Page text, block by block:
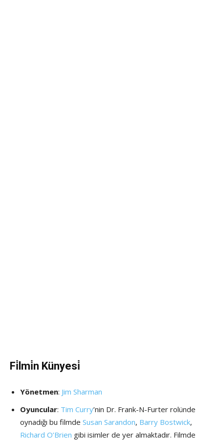
Fi̇lmi̇n Künyesi̇
Yönetmen: Jim Sharman
Oyuncular: Tim Curry’nin Dr. Frank-N-Furter rolünde
oynadığı bu filmde Susan Sarandon, Barry Bostwick,
Richard O’Brien gibi isimler de yer almaktadır. Filmde